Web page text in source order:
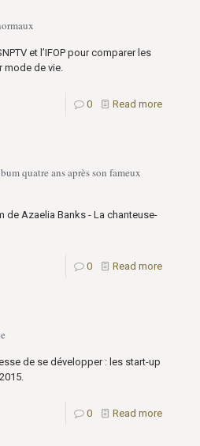
et l’IFOP pour comparer les
mode de vie.
0 Read more
quatre ans après son fameux
de Azaelia Banks - La chanteuse-
0 Read more
de se développer : les start-up
0 Read more